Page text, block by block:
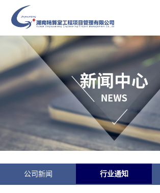
公司新闻 行业通知